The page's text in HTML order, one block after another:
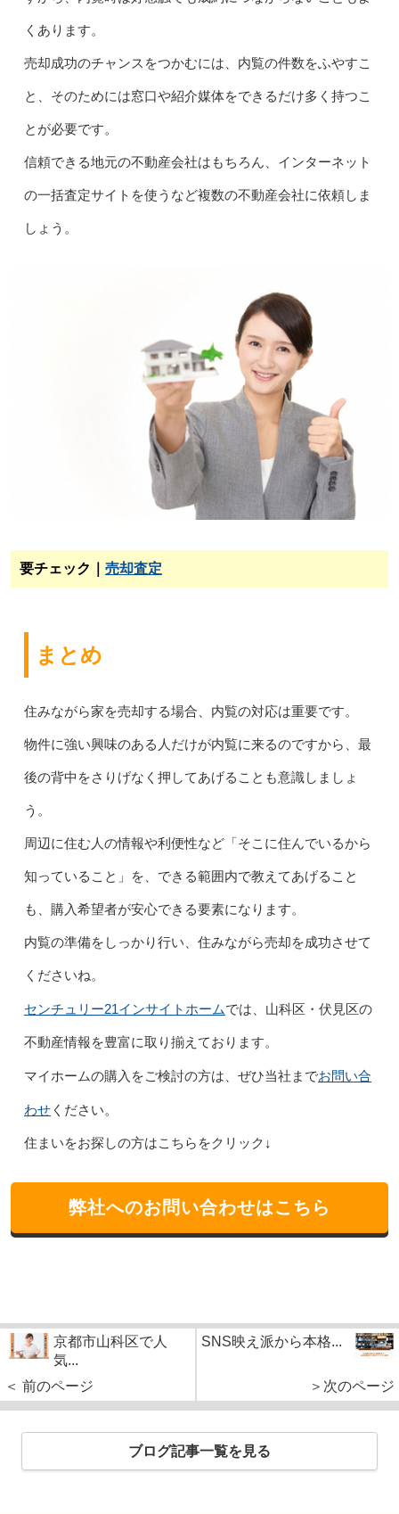
くあります。
売却成功のチャンスをつかむには、内覧の件数をふやすこ
と、そのためには窓口や紹介媒体をできるだけ多く持つこ
とが必要です。
信頼できる地元の不動産会社はもちろん、インターネット
の一括査定サイトを使うなど複数の不動産会社に依頼しま
しょう。
要チェック｜ 売却査定
まとめ
住みながら家を売却する場合、内覧の対応は重要です。
物件に強い興味のある人だけが内覧に来るのですから、最
後の背中をさりげなく押してあげることも意識しましょ
う。
周辺に住む人の情報や利便性など「そこに住んでいるから
知っていること」を、できる範囲内で教えてあげること
も、購入希望者が安心できる要素になります。
内覧の準備をしっかり行い、住みながら売却を成功させて
くださいね。
センチュリー21インサイトホームでは、山科区・伏見区の
不動産情報を豊富に取り揃えております。
マイホームの購入をご検討の方は、ぜひ当社までお問い合
わせください。
住まいをお探しの方はこちらをクリック↓
弊社へのお問い合わせはこちら
京都市山科区で人
気...
＜ 前のページ
SNS映え派から本格...
＞次のページ
ブログ記事一覧を見る